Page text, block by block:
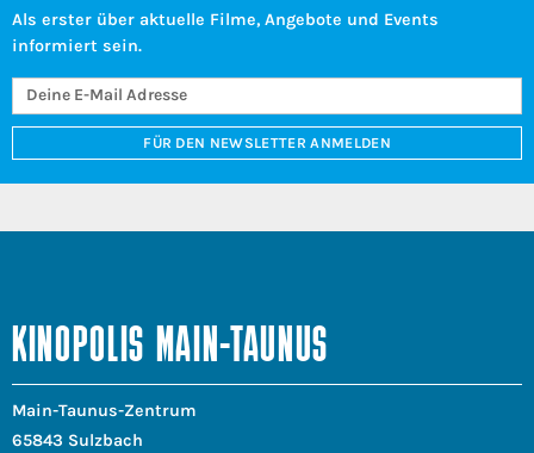
Als erster über aktuelle Filme, Angebote und Events
informiert sein.
FÜR DEN NEWSLETTER ANMELDEN
KINOPOLIS MAIN-TAUNUS
Main-Taunus-Zentrum
65843 Sulzbach